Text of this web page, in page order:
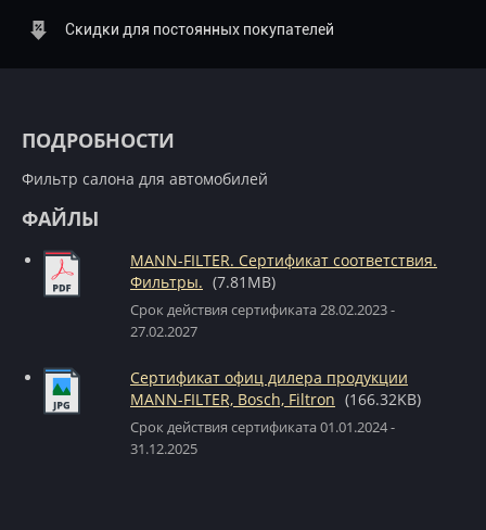
Скидки для постоянных покупателей
ПОДРОБНОСТИ
Фильтр салона для автомобилей
ФАЙЛЫ
MANN-FILTER. Сертификат соответствия.
Фильтры. (7.81MB)
Срок действия сертификата 28.02.2023 -
27.02.2027
Сертификат офиц дилера продукции
MANN-FILTER, Bosch, Filtron (166.32KB)
Срок действия сертификата 01.01.2024 -
31.12.2025